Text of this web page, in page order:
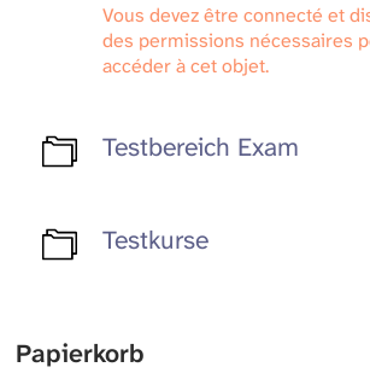
Vous devez être connecté et
des permissions nécessaires
accéder à cet objet.
Testbereich Exam
Testkurse
Papierkorb